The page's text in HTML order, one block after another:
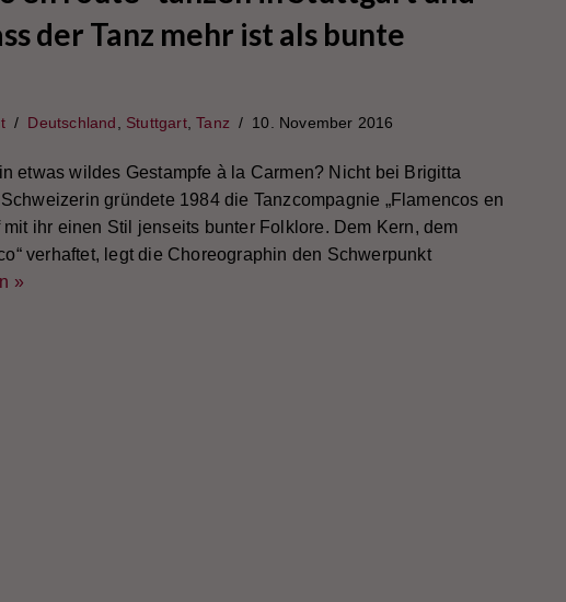
der Tanz mehr ist als bunte
Deutschland Stuttgart,Tanz 10. November 2016
etwas wildes Gestampfe à la Carmen? Nicht bei Brigitta
Schweizerin gründete 1984 die Tanzcompagnie „Flamencos en
ihr einen Stil jenseits bunter Folklore. Dem Kern, dem
verhaftet, legt die Choreographin den Schwerpunkt
»